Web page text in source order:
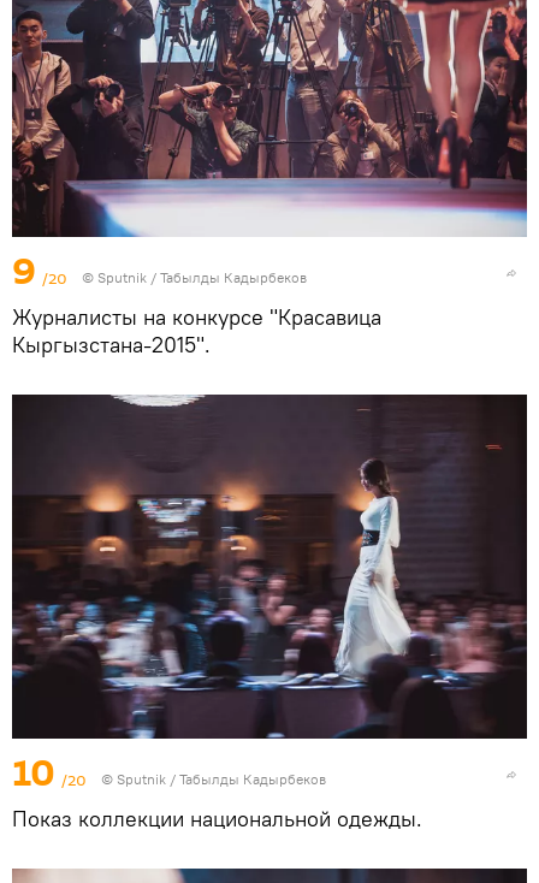
9 /20 © Sputnik / Табылды Кадырбеков
Журналисты на конкурсе "Красавица
Кыргызстана-2015".
10 /20 © Sputnik / Табылды Кадырбеков
Показ коллекции национальной одежды.